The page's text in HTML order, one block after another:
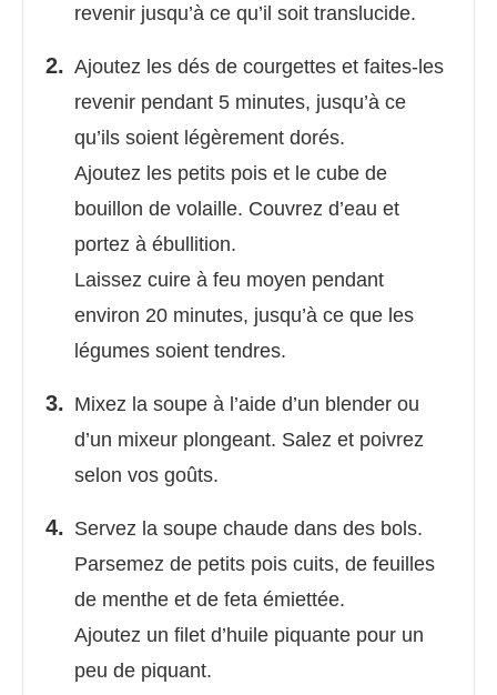
revenir jusqu’à ce qu’il soit translucide.
Ajoutez les dés de courgettes et faites-les
revenir pendant 5 minutes, jusqu’à ce
qu’ils soient légèrement dorés.
Ajoutez les petits pois et le cube de
bouillon de volaille. Couvrez d’eau et
portez à ébullition.
Laissez cuire à feu moyen pendant
environ 20 minutes, jusqu’à ce que les
légumes soient tendres.
Mixez la soupe à l’aide d’un blender ou
d’un mixeur plongeant. Salez et poivrez
selon vos goûts.
Servez la soupe chaude dans des bols.
Parsemez de petits pois cuits, de feuilles
de menthe et de feta émiettée.
Ajoutez un filet d’huile piquante pour un
peu de piquant.